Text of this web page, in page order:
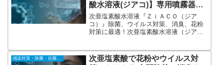
酸水溶液(ジアコ)】専用噴霧器レ
ンタルサービス！
次亜塩素酸水溶液『ＺｉＡＣＯ（ジア
コ）』除菌、ウイルス対策、消臭、花粉
対策に最適！次亜塩素酸水溶液（ジア
への対策にもお使いください。お問合せ
フォームよりお気軽にお申し付け下さ
感染対策・除菌・抗菌・抗ウィルス
次亜塩素酸で花粉やウイルス対